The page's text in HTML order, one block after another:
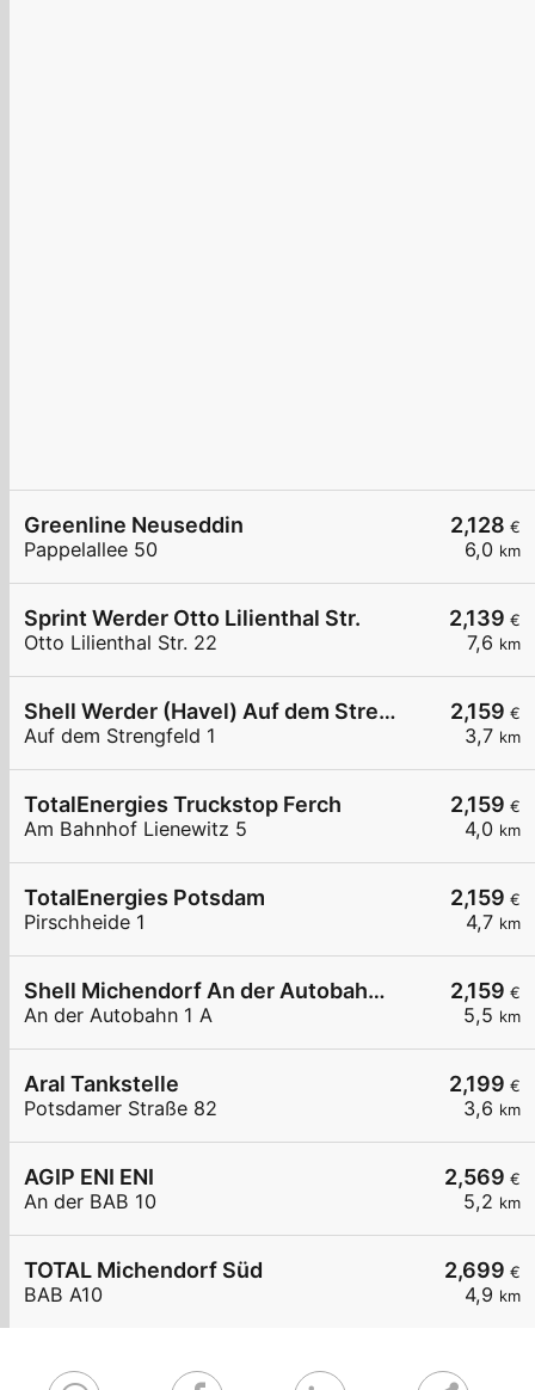
2,128 €
6,0 km
Greenline Neuseddin
Pappelallee 50
2,139 €
7,6 km
Sprint Werder Otto Lilienthal Str.
Otto Lilienthal Str. 22
2,159 €
3,7 km
Shell Werder (Havel) Auf dem Strengfeld 1
Auf dem Strengfeld 1
2,159 €
4,0 km
TotalEnergies Truckstop Ferch
Am Bahnhof Lienewitz 5
2,159 €
4,7 km
TotalEnergies Potsdam
Pirschheide 1
2,159 €
5,5 km
Shell Michendorf An der Autobahn 1 A
An der Autobahn 1 A
2,199 €
3,6 km
Aral Tankstelle
Potsdamer Straße 82
2,569 €
5,2 km
AGIP ENI ENI
An der BAB 10
2,699 €
4,9 km
TOTAL Michendorf Süd
BAB A10